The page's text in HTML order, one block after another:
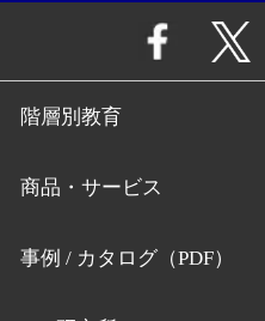
階層別教育
商品・サービス
事例 / カタログ（PDF）